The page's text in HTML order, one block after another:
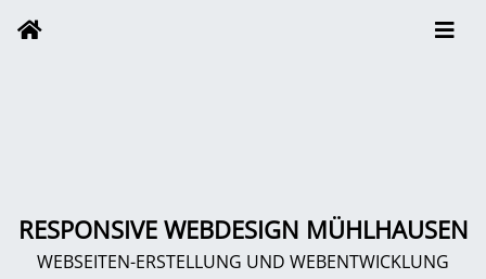
RESPONSIVE WEBDESIGN MÜHLHAUSEN
WEBSEITEN-ERSTELLUNG UND WEBENTWICKLUNG